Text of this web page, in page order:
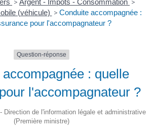
> Argent - Impôts - Consommation >
(véhicule) > Conduite accompagnée :
pour l'accompagnateur ?
Question-réponse
: quelle
l'accompagnateur ?
Direction de l'information légale et administrative
(Première ministre)